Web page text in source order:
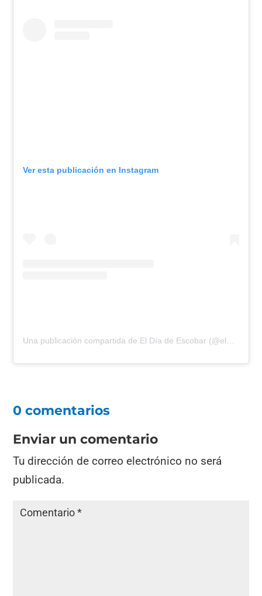
Ver esta publicación en Instagram
Una publicación compartida de El Día de Escobar (@eldiadeescobar)
0 comentarios
Enviar un comentario
Tu dirección de correo electrónico no será
publicada.